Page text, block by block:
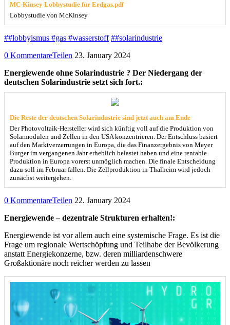
MC-Kinsey Lobbystudie für Erdgas.pdf
Lobbystudie von McKinsey
##lobbyismus #gas #wasserstoff ##solarindustrie
0 KommentareTeilen 23. January 2024
Energiewende ohne Solarindustrie ? Der Niedergang der
deutschen Solarindustrie setzt sich fort.:
Die Reste der deutschen Solarindustrie sind jetzt auch am Ende
Der Photovoltaik-Hersteller wird sich künftig voll auf die Produktion von
Solarmodulen und Zellen in den USA konzentrieren. Der Entschluss basiert
auf den Marktverzerrungen in Europa, die das Finanzergebnis von Meyer
Burger im vergangenen Jahr erheblich belastet haben und eine rentable
Produktion in Europa vorerst unmöglich machen. Die finale Entscheidung
dazu soll im Februar fallen. Die Zellproduktion in Thalheim wird jedoch
zunächst weitergehen.
0 KommentareTeilen 22. January 2024
Energiewende – dezentrale Strukturen erhalten!:
Energiewende ist vor allem auch eine systemische Frage. Es ist die
Frage um regionale Wertschöpfung und Teilhabe der Bevölkerung
anstatt Energiekonzerne, bzw. deren milliardenschwere
Großaktionäre noch reicher werden zu lassen